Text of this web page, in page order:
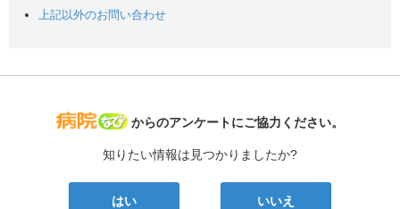
上記以外のお問い合わせ
病院なび
からのアンケートにご協力ください。
知りたい情報は見つかりましたか?
はい いいえ